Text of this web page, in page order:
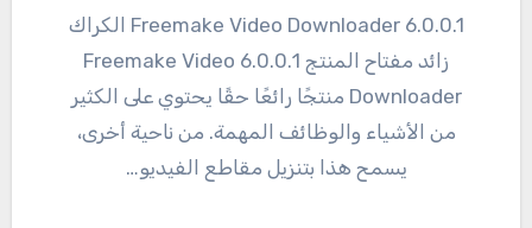
Freemake Video Downloader 6.0.0.1 الكراك
زائد مفتاح المنتج 6.0.0.1 Freemake Video
Downloader منتجًا رائعًا حقًا يحتوي على الكثير
من الأشياء والوظائف المهمة. من ناحية أخرى،
يسمح هذا بتنزيل مقاطع الفيديو…